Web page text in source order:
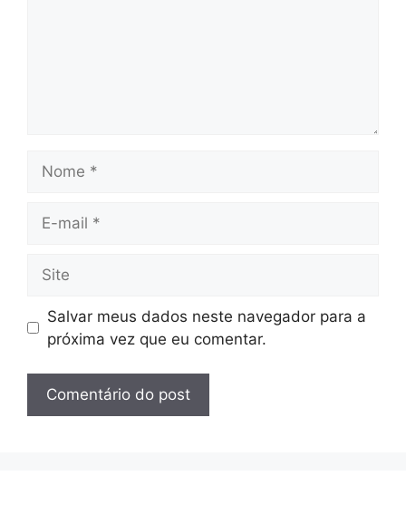
mail
Salvar meus dados neste navegador para a
próxima vez que eu comentar.